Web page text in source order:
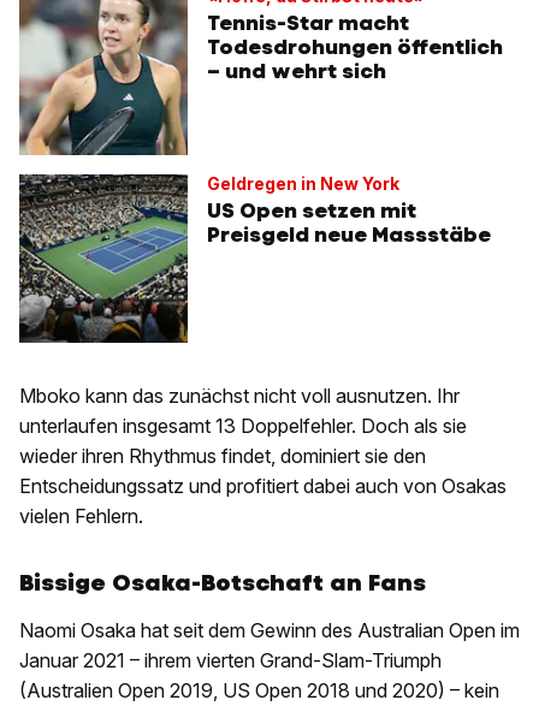
Tennis-Star macht
Todesdrohungen öffentlich
– und wehrt sich
Geldregen in New York
US Open setzen mit
Preisgeld neue Massstäbe
Mboko kann das zunächst nicht voll ausnutzen. Ihr
unterlaufen insgesamt 13 Doppelfehler. Doch als sie
wieder ihren Rhythmus findet, dominiert sie den
Entscheidungssatz und profitiert dabei auch von Osakas
vielen Fehlern.
Bissige Osaka-Botschaft an Fans
Naomi Osaka hat seit dem Gewinn des Australian Open im
Januar 2021 – ihrem vierten Grand-Slam-Triumph
(Australien Open 2019, US Open 2018 und 2020) – kein